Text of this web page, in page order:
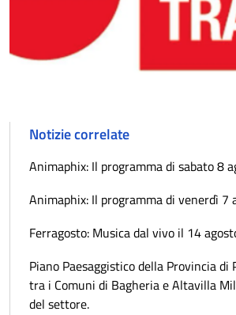
Notizie correlate
Animaphix: Il programma di sabato 8
Animaphix: Il programma di venerdì 7
Ferragosto: Musica dal vivo il 14
Piano Paesaggistico della Provincia di
tra i Comuni di Bagheria e Altavilla
del settore.